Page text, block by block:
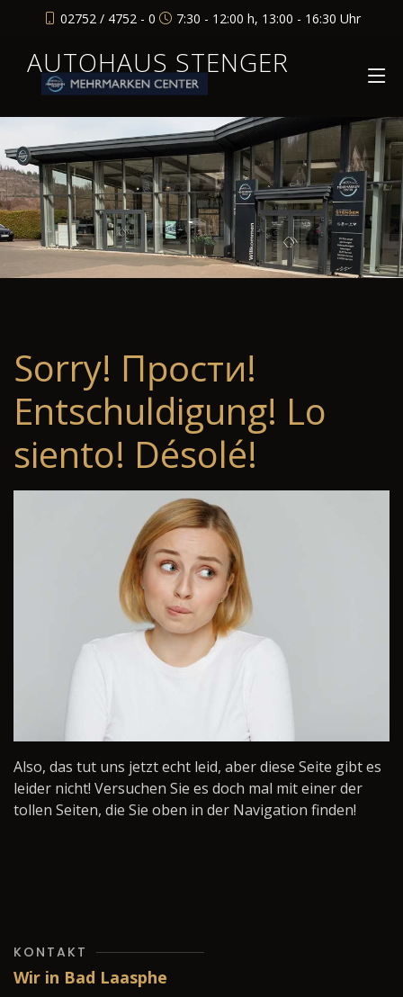
02752 / 4752 - 0 7:30 - 12:00 h, 13:00 - 16:30 Uhr
AUTOHAUS STENGER
Sorry! Прости!
Entschuldigung! Lo
siento! Désolé!
Also, das tut uns jetzt echt leid, aber diese Seite gibt es
leider nicht! Versuchen Sie es doch mal mit einer der
tollen Seiten, die Sie oben in der Navigation finden!
KONTAKT
Wir in Bad Laasphe